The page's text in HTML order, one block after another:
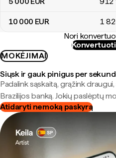
10 000 EUR 1
Nori
Konvertuoti
MOKĖJIMAI
Siųsk ir gauk pinigus per
Padalink sąskaitą, grąžink
Brazilijos banką. Jokių paslėptų
Atidaryti nemoką paskyrą